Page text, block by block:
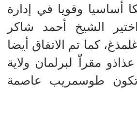
أساسيا وقويا في إدارة
الشيخ أحمد شاكر
كما تم الاتفاق أيضا
مقراّ لبرلمان ولاية
تكون طوسمريب عاصمة